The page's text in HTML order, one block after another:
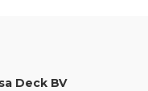
Deck BV